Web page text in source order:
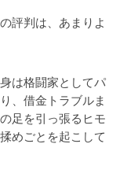
評判は、あまりよ
は格闘家としてパ
、借金トラブルま
足を引っ張るヒモ
めごとを起こして